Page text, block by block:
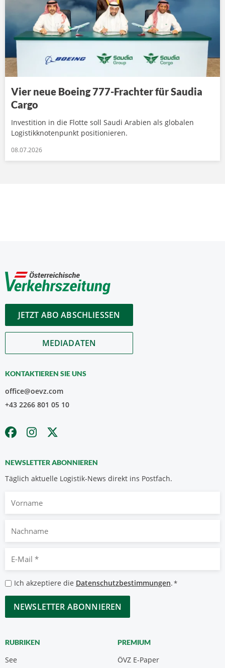
Vier neue Boeing 777-Frachter für Saudia
Cargo
Investition in die Flotte soll Saudi Arabien als globalen
Logistikknotenpunkt positionieren.
08.07.2026
JETZT ABO ABSCHLIESSEN
MEDIADATEN
KONTAKTIEREN SIE UNS
office@oevz.com
+43 2266 801 05 10
NEWSLETTER ABONNIEREN
Täglich aktuelle Logistik-News direkt ins Postfach.
Vorname
Nachname
Mail
*
Datenschutzbestimmungen
*
Ich akzeptiere die Datenschutzbestimmungen.*
CAPTCHA
RUBRIKEN
See
PREMIUM
ÖVZ E-Paper